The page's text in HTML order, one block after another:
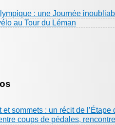
: une Journée
au Tour du Léman
sommets : un récit de l’Étape
coups de pédales,